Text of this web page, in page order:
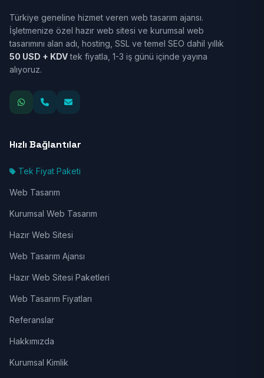
Türkiye geneline hizmet veren web tasarım ajansı.
İşletmenize özel hazır web sitesi ve kurumsal web
tasarımını alan adı, hosting, SSL ve temel SEO dahil yıllık
50 USD + KDVtek fiyatla, 1-3 iş günü içinde yayına
alıyoruz.
Hızlı Bağlantılar
Tek Fiyat Paketi
Web Tasarım
Kurumsal Web Tasarım
Hazır Web Sitesi
Web Tasarım Ajansı
Hazır Web Sitesi Paketleri
Web Tasarım Fiyatları
Referanslar
Hakkımızda
Kurumsal Kimlik